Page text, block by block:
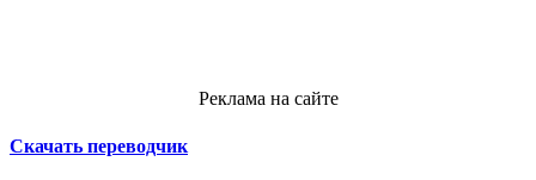
Реклама на сайте
Скачать переводчик